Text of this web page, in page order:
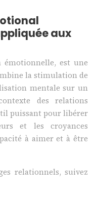
aux
émotionnelle, est une
la stimulation de
mentale sur un
des relations
puissant pour libérer
et les croyances
à aimer et à être
relationnels, suivez